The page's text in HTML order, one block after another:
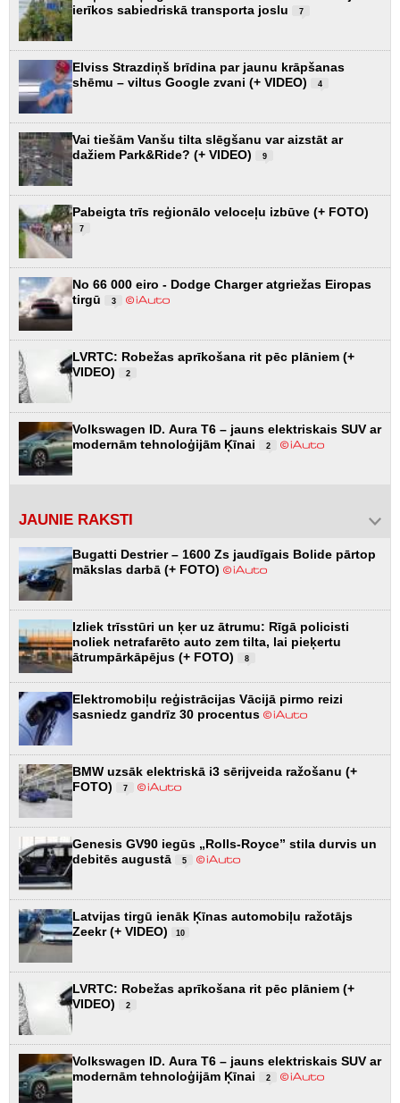
ierīkos sabiedriskā transporta joslu
7
Elviss Strazdiņš brīdina par jaunu krāpšanas
shēmu – viltus Google zvani (+ VIDEO)
4
Vai tiešām Vanšu tilta slēgšanu var aizstāt ar
dažiem Park&Ride? (+ VIDEO)
9
Pabeigta trīs reģionālo veloceļu izbūve (+ FOTO)
7
No 66 000 eiro - Dodge Charger atgriežas Eiropas
tirgū
3
LVRTC: Robežas aprīkošana rit pēc plāniem (+
VIDEO)
2
Volkswagen ID. Aura T6 – jauns elektriskais SUV ar
modernām tehnoloģijām Ķīnai
2
JAUNIE RAKSTI
Bugatti Destrier – 1600 Zs jaudīgais Bolide pārtop
mākslas darbā (+ FOTO)
Izliek trīsstūri un ķer uz ātrumu: Rīgā policisti
noliek netrafarēto auto zem tilta, lai pieķertu
ātrumpārkāpējus (+ FOTO)
8
Elektromobiļu reģistrācijas Vācijā pirmo reizi
sasniedz gandrīz 30 procentus
BMW uzsāk elektriskā i3 sērijveida ražošanu (+
FOTO)
7
Genesis GV90 iegūs „Rolls-Royce” stila durvis un
debitēs augustā
5
Latvijas tirgū ienāk Ķīnas automobiļu ražotājs
Zeekr (+ VIDEO)
10
LVRTC: Robežas aprīkošana rit pēc plāniem (+
VIDEO)
2
Volkswagen ID. Aura T6 – jauns elektriskais SUV ar
modernām tehnoloģijām Ķīnai
2